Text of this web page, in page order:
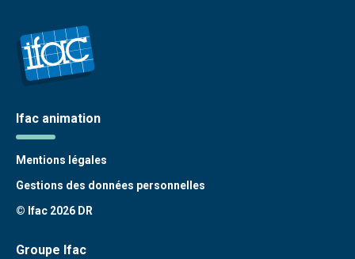
Ifac animation
Mentions légales
Gestions des données personnelles
© Ifac 2026 DR
Groupe Ifac